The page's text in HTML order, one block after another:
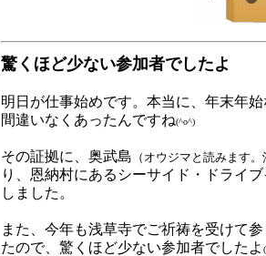
驚くほど少ない参加者でしたよ
明日が仕事始めです。本当に、年末年
間違いなくあったんですね(^o^)
その証拠に、奥武島 （オウジマと読みます
り、恩納村にあるシーサイド・ドライ
しました。
また、今年も浅草寺でご祈祷を受けて
たので、驚くほど少ない参加者でしたよ